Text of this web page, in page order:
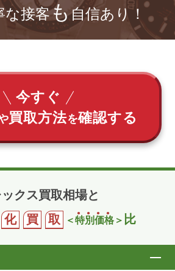
な接客も自信あり！
今すぐ
買取方法を確認する
ックス買取相場と
化 買 取 ＜特別価格 ＞ 比